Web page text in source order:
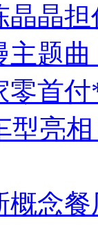
晶晶
主题
零首
型亮
概念